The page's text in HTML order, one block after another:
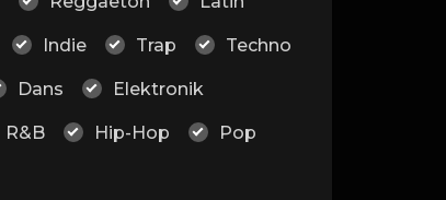
Indie Trap Techno
Dans Elektronik
R&B Hip-Hop Pop